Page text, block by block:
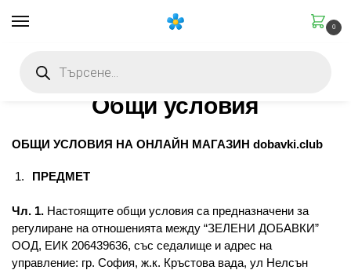
0
Общи условия
ОБЩИ УСЛОВИЯ НА ОНЛАЙН МАГАЗИН dobavki.club
ПРЕДМЕТ
Чл. 1. Настоящите общи условия са предназначени за
регулиране на отношенията между “ЗЕЛЕНИ ДОБАВКИ”
ООД, ЕИК 206439636, със седалище и адрес на
управление: гр. София, ж.к. Кръстова вада, ул Нелсън